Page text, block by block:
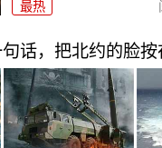
最热
话，把北约的脸